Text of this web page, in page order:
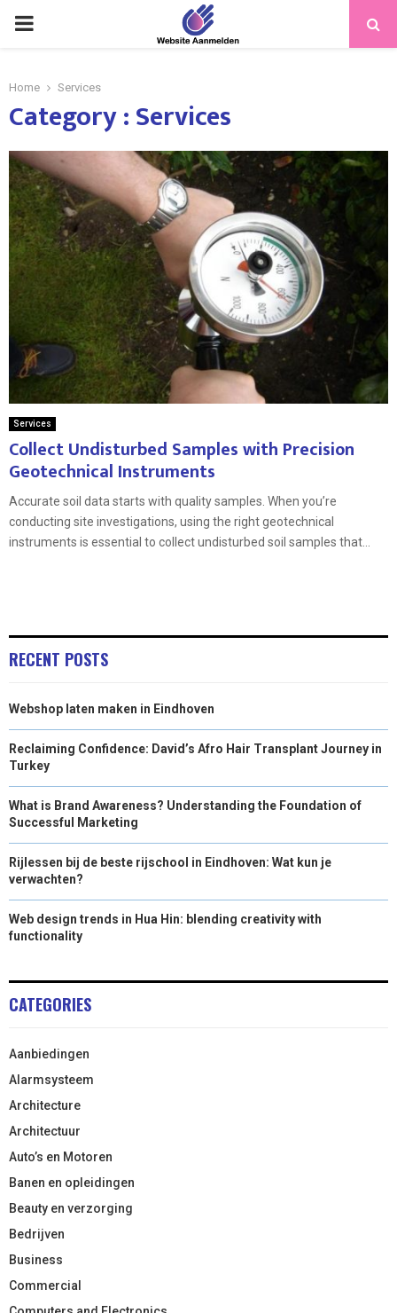
PRIMARY
Home Services
Category : Services
Services
Collect Undisturbed Samples with Precision
Geotechnical Instruments
Accurate soil data starts with quality samples. When you’re
conducting site investigations, using the right geotechnical
instruments is essential to collect undisturbed soil samples that...
RECENT POSTS
Webshop laten maken in Eindhoven
Reclaiming Confidence: David’s Afro Hair Transplant Journey in
Turkey
What is Brand Awareness? Understanding the Foundation of
Successful Marketing
Rijlessen bij de beste rijschool in Eindhoven: Wat kun je
verwachten?
Web design trends in Hua Hin: blending creativity with
functionality
CATEGORIES
Aanbiedingen
Alarmsysteem
Architecture
Architectuur
Auto’s en Motoren
Banen en opleidingen
Beauty en verzorging
Bedrijven
Business
Commercial